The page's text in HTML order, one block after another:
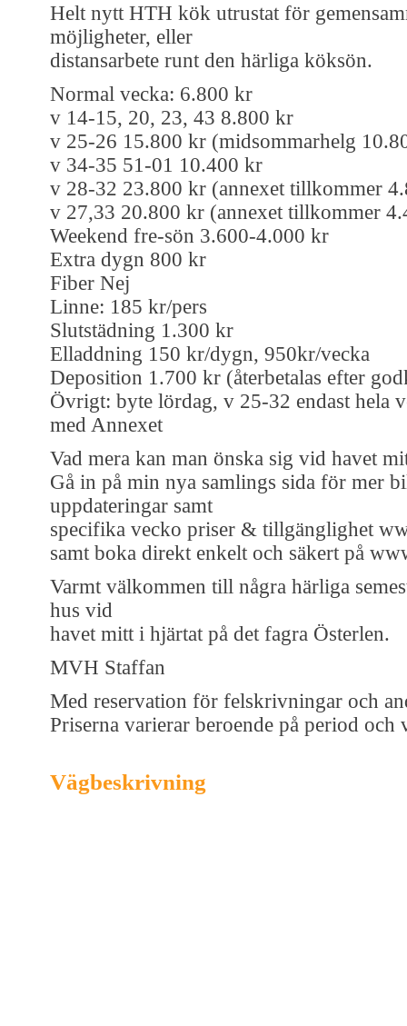
Helt nytt HTH kök utrustat för
möjligheter, eller
distansarbete runt den härliga köksön.
Normal vecka: 6.800 kr
v 14-15, 20, 23, 43 8.800 kr
v 25-26 15.800 kr (midsommarhelg
v 34-35 51-01 10.400 kr
v 28-32 23.800 kr (annexet tillkommer
v 27,33 20.800 kr (annexet tillkommer
Weekend fre-sön 3.600-4.000 kr
Extra dygn 800 kr
Fiber Nej
Linne: 185 kr/pers
Slutstädning 1.300 kr
Elladdning 150 kr/dygn, 950kr/vecka
Deposition 1.700 kr (återbetalas efter
Övrigt: byte lördag, v 25-32 endast hela
med Annexet
Vad mera kan man önska sig vid havet
Gå in på min nya samlings sida för mer
uppdateringar samt
specifika vecko priser & tillgänglighet
samt boka direkt enkelt och säkert på
Varmt välkommen till några härliga
hus vid
havet mitt i hjärtat på det fagra Österlen.
MVH Staffan
Med reservation för felskrivningar och
Priserna varierar beroende på period och
Vägbeskrivning